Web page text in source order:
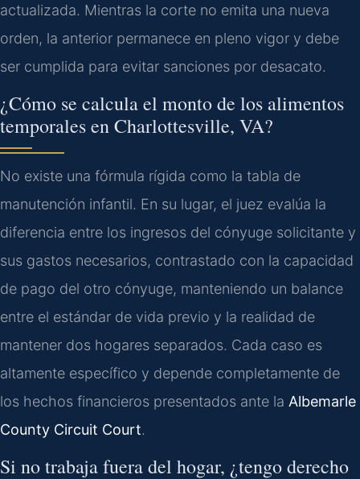
actualizada. Mientras la corte no emita una nueva
orden, la anterior permanece en pleno vigor y debe
ser cumplida para evitar sanciones por desacato.
¿Cómo se calcula el monto de los alimentos
temporales en Charlottesville, VA?
No existe una fórmula rígida como la tabla de
manutención infantil. En su lugar, el juez evalúa la
diferencia entre los ingresos del cónyuge solicitante y
sus gastos necesarios, contrastado con la capacidad
de pago del otro cónyuge, manteniendo un balance
entre el estándar de vida previo y la realidad de
mantener dos hogares separados. Cada caso es
altamente específico y depende completamente de
los hechos financieros presentados ante la Albemarle
County Circuit Court.
Si no trabaja fuera del hogar, ¿tengo derecho